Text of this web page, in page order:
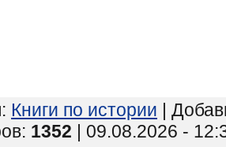
: Книги по истории |
: 1352 | 09.08.2026 -